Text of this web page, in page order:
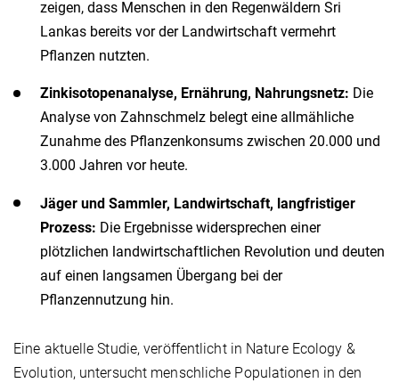
zeigen, dass Menschen in den Regenwäldern Sri
Lankas bereits vor der Landwirtschaft vermehrt
Pflanzen nutzten.
Zinkisotopenanalyse, Ernährung, Nahrungsnetz: Die
Analyse von Zahnschmelz belegt eine allmähliche
Zunahme des Pflanzenkonsums zwischen 20.000 und
3.000 Jahren vor heute.
Jäger und Sammler, Landwirtschaft, langfristiger
Prozess: Die Ergebnisse widersprechen einer
plötzlichen landwirtschaftlichen Revolution und deuten
auf einen langsamen Übergang bei der
Pflanzennutzung hin.
Eine aktuelle Studie, veröffentlicht in Nature Ecology &
Evolution, untersucht menschliche Populationen in den